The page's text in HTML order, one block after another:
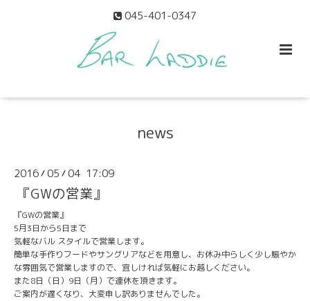
045-401-0347
news
2016/05 /04 17:09
『GWの営業』
『GWの営業』
5月3日から5日まで
気軽なバル スタイルで営業します。
簡単な手作りフードやサングリアなどを用意し、お休み中らしく少し賑やか
な雰囲気で営業しますので、宜しければ気軽にお越しください。
また8日（日）9日（月）で連休を頂きます。
ご案内が遅くなり、大変申し訳ありませんでした。